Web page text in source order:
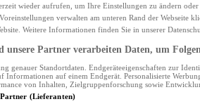
wieder aufrufen, um Ihre Einstellungen zu ändern
verwalten am unteren Rand der Webseite
Weitere Informationen finden Sie in unserer
unsere Partner verarbeiten Daten, um
genauer Standortdaten. Endgeräteeigenschaften zur
Informationen auf einem Endgerät. Personalisierte
von Inhalten, Zielgruppenforschung sowie
(Lieferanten)